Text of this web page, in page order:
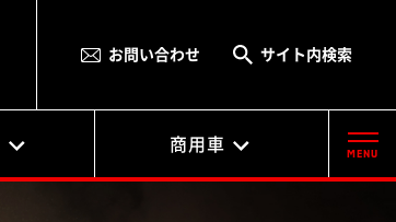
お問い合わせ サイト内検索
商用車 MENU